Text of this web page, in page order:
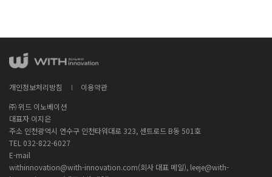
개인정보처리방침
이용약관
㈜ 위드 이노베이션
대표자 이지은
주소 인천광역시 연수구 인천타워대로 323, 센트로드 B동 501호
TEL 032-822-6027
E-mail
withinnovation@with-innovation.com(회사 대표 메일), leeje@with-